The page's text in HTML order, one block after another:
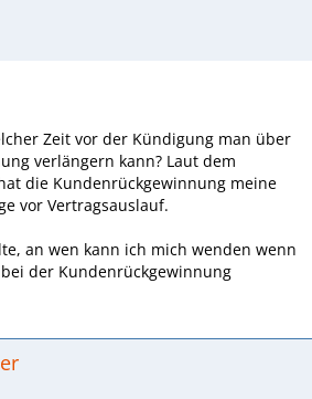
Zeit vor der Kündigung man über
verlängern kann? Laut dem
die Kundenrückgewinnung meine
vor Vertragsauslauf.
an wen kann ich mich wenden wenn
der Kundenrückgewinnung